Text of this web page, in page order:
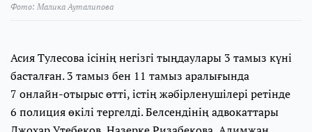
Фото: Малика Ауталипова
Асия Тулесова ісінің негізгі тыңдаулары 3 тамыз күні
басталған. 3 тамыз бен 11 тамыз аралығында
7 онлайн-отырыс өтті, істің жәбірленушілері ретінде
6 полиция өкілі тергелді. Белсендінің адвокаттары